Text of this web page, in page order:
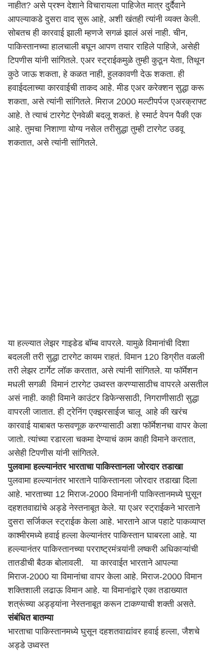
नाहीत? असे प्रश्न देशाने विचारायला पाहिजेत मात्र दुर्दैवाने
आपल्याकडे दुसरा वाद सुरू आहे, अशी खंतही त्यांनी व्यक्त केली.
सोबतच ही कारवाई झाली म्हणजे सगळं झालं असं नाही. चीन,
पाकिस्तानच्या हालचाली बघून आपण तयार राहिले पाहिजे, असेही
टिपणीस यांनी सांगितले. एअर स्ट्राईकमुळे तुम्ही कुठून येता, तिथून
कुठे जाऊ शकता, हे कळत नाही, हुलकावणी देऊ शकता. ही
हवाईदलाच्या कारवाईची ताकद आहे. मीड एअर करेक्शन सुद्धा करू
शकता, असे त्यांनी सांगितले. मिराज 2000 मल्टीपर्पज एअरक्राफ्ट
आहे. ते त्याचं टारगेट ऐनवेळी बदलू शकतं. हे स्मार्ट वेपन पैकी एक
आहे. तुमचा निशाणा योग्य नसेल तरीसुद्धा तुम्ही टारगेट उडवू
शकतात, असे त्यांनी सांगितले.
या हल्ल्यात लेझर गाइडेड बॉम्ब वापरले. यामुळे विमानांची दिशा
बदलली तरी सुद्धा टारगेट कायम राहतं. विमान 120 डिग्रीत वळली
तरी लेझर टार्गेट लॉक करतात, असे त्यांनी सांगितले. या फॉर्मेशन
मधली सगळी विमानं टारगेट उध्वस्त करण्यासाठीच वापरले असतील
असं नाही. काही विमाने काउंटर डिफेन्ससाठी, निगराणीसाठी सुद्धा
वापरली जातात. ही ट्रेनिंग एक्झरसाईज चालू आहे की खरंच
कारवाई याबाबत फसवणूक करण्यासाठी अशा फॉर्मेशनचा वापर केला
जातो. त्यांच्या रडारला चकमा देण्याचं काम काही विमाने करतात,
असेही टिपणीस यांनी सांगितले.
पुलवामा हल्ल्यानंतर भारताचा पाकिस्तानला जोरदार तडाखा
पुलवामा हल्ल्यानंतर भारताने पाकिस्तानला जोरदार तडाखा दिला
आहे. भारताच्या 12 मिराज-2000 विमानांनी पाकिस्तानमध्ये घुसून
दहशतवाद्यांचे अड्डे नेस्तनाबूत केले. या एअर स्ट्राईकने भारताने
दुसरा सर्जिकल स्ट्राईक केला आहे. भारताने आज पहाटे पाकव्याप्त
काश्मीरमध्ये हवाई हल्ला केल्यानंतर पाकिस्तान घाबरला आहे. या
हल्ल्यानंतर पाकिस्तानच्या परराष्ट्रमंत्र्यांनी लष्करी अधिकाऱ्यांची
तातडीची बैठक बोलावली. या कारवाईत भारताने आपल्या
मिराज-2000 या विमानांचा वापर केला आहे. मिराज-2000 विमान
शक्तिशाली लढाऊ विमान आहे. या विमानांद्वारे एका तडाख्यात
शत्रूंच्या अड्ड्यांना नेस्तनाबूत करून टाकण्याची शक्ती असते.
संबंधित बातम्या
भारताचा पाकिस्तानमध्ये घुसून दहशतवाद्यांवर हवाई हल्ला, जैशचे
अड्डे उध्वस्त